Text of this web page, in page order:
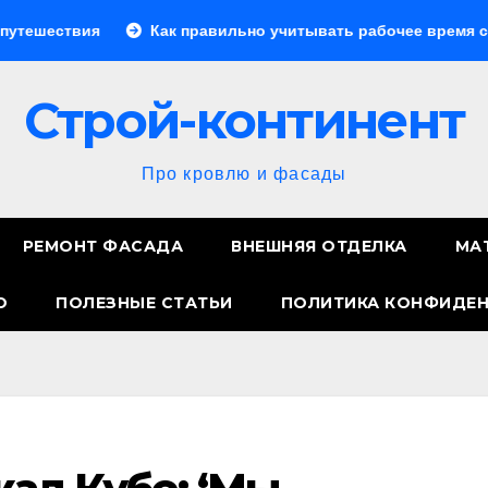
Как правильно учитывать рабочее время сотрудников:
Строй-континент
Про кровлю и фасады
РЕМОНТ ФАСАДА ВНЕШНЯЯ ОТДЕЛКА
ПОЛЕЗНЫЕ СТАТЬИ ПОЛИТИКА